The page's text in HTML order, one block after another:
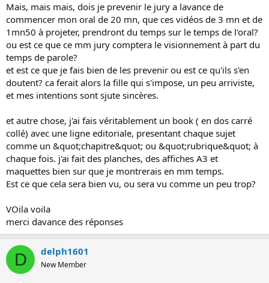
Mais, mais mais, dois je prevenir le jury a lavance de
commencer mon oral de 20 mn, que ces vidéos de 3 mn et de
1mn50 à projeter, prendront du temps sur le temps de l'oral?
ou est ce que ce mm jury comptera le visionnement à part du
temps de parole?
et est ce que je fais bien de les prevenir ou est ce qu'ils s'en
doutent? ca ferait alors la fille qui s'impose, un peu arriviste,
et mes intentions sont sjute sincères.
et autre chose, j'ai fais véritablement un book ( en dos carré
collé) avec une ligne editoriale, presentant chaque sujet
comme un &quot;chapitre&quot; ou &quot;rubrique&quot; à
chaque fois. j'ai fait des planches, des affiches A3 et
maquettes bien sur que je montrerais en mm temps.
Est ce que cela sera bien vu, ou sera vu comme un peu trop?
VOila voila
merci davance des réponses
D delph1601
New Member